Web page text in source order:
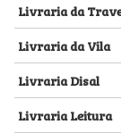
Livraria da
Livraria da Vila
Livraria Disal
Livraria Leitura